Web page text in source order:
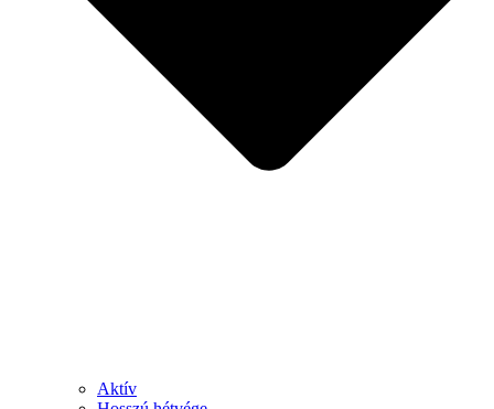
Aktív